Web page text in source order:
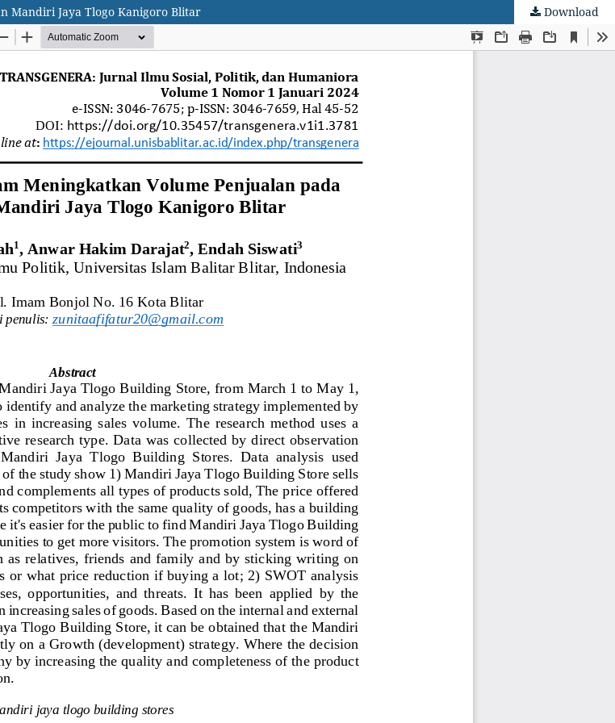
Mandiri Jaya Tlogo Kanigoro Blitar Download